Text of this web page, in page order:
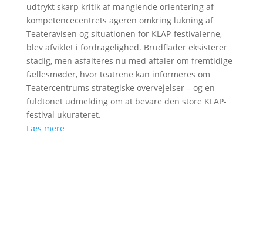
udtrykt skarp kritik af manglende orientering af
kompetencecentrets ageren omkring lukning af
Teateravisen og situationen for KLAP-festivalerne,
blev afviklet i fordragelighed. Brudflader eksisterer
stadig, men asfalteres nu med aftaler om fremtidige
fællesmøder, hvor teatrene kan informeres om
Teatercentrums strategiske overvejelser – og en
fuldtonet udmelding om at bevare den store KLAP-
festival ukurateret.
Læs mere